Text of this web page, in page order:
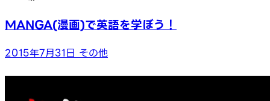
MANGA(漫画)で英語を学ぼう！
2015年7月31日 その他